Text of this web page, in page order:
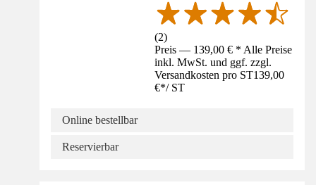
(2)
Preis — 139,00 € * Alle Preise
inkl. MwSt. und ggf. zzgl.
Versandkosten pro ST139,00
€*/ ST
Online bestellbar
Reservierbar